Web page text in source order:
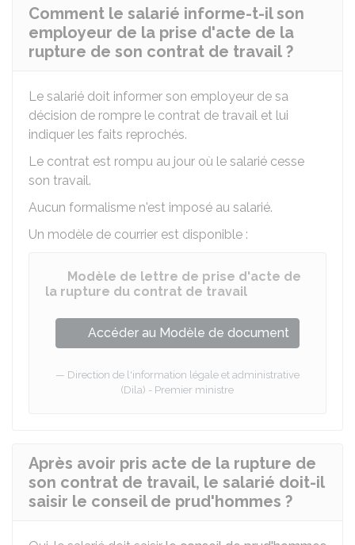
Comment le salarié informe-t-il son
employeur de la prise d'acte de la
rupture de son contrat de travail ?
Le salarié doit informer son employeur de sa
décision de rompre le contrat de travail et lui
indiquer les faits reprochés.
Le contrat est rompu au jour où le salarié cesse
son travail.
Aucun formalisme n'est imposé au salarié.
Un modèle de courrier est disponible :
Modèle de lettre de prise d'acte de
la rupture du contrat de travail
Accéder au Modèle de document
Direction de l'information légale et administrative
(Dila) - Premier ministre
Après avoir pris acte de la rupture de
son contrat de travail, le salarié doit-il
saisir le conseil de prud'hommes ?